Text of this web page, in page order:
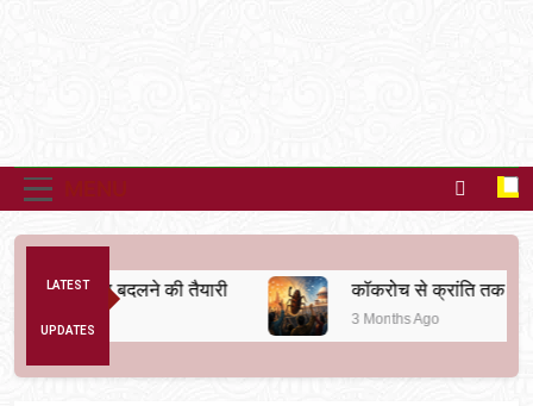
LATEST
UPDATES
व्यवस्था बदलने की तैयारी कॉकरोच से क्रांति तक
3 Months Ago